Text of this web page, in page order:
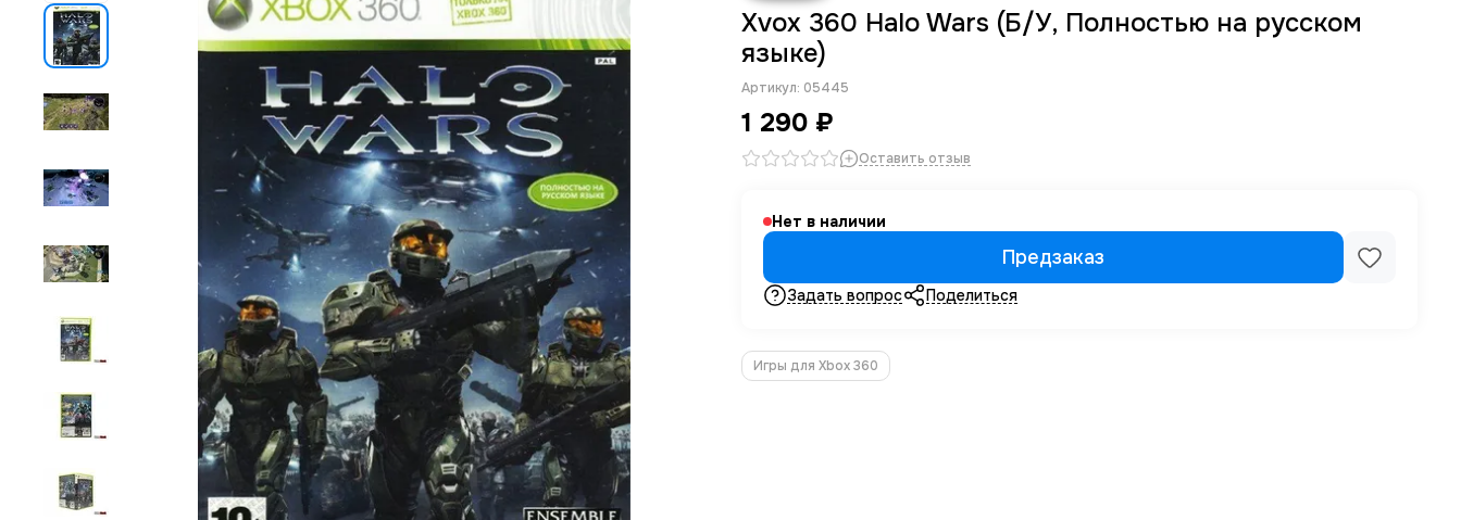
Xvox 360 Halo Wars (Б/У, Полностью на русском
языке)
Артикул: 05445
1 290 ₽
Оставить отзыв
Нет в наличии
Предзаказ
Задать вопрос Поделиться
Игры для Xbox 360